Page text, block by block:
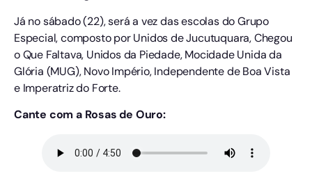
Já no sábado (22), será a vez das escolas do Grupo
Especial, composto por Unidos de Jucutuquara, Chegou
o Que Faltava, Unidos da Piedade, Mocidade Unida da
Glória (MUG), Novo Império, Independente de Boa Vista
e Imperatriz do Forte.
Cante com a Rosas de Ouro: